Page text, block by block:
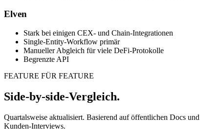
Elven
Stark bei einigen CEX- und Chain-Integrationen
Single-Entity-Workflow primär
Manueller Abgleich für viele DeFi-Protokolle
Begrenzte API
FEATURE FÜR FEATURE
Side-by-side-Vergleich.
Quartalsweise aktualisiert. Basierend auf öffentlichen Docs und
Kunden-Interviews.